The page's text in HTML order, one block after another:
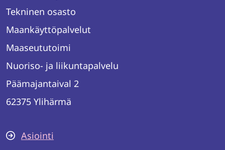
Tekninen osasto
Maankäyttöpalvelut
Maaseututoimi
Nuoriso- ja liikuntapalvelu
Päämajantaival 2
62375 Ylihärmä
Asiointi